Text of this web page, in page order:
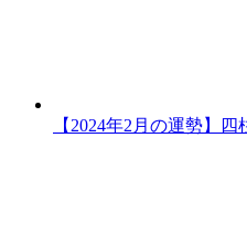
【2024年2月の運勢】